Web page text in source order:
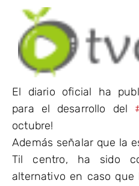
El diario oficial ha
para el desarrollo del
octubre!
Además señalar que la
Til centro, ha sido
alternativo en caso que